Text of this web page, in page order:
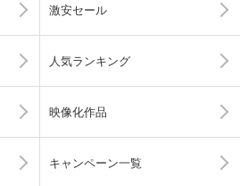
激安セール
人気ランキング
映像化作品
キャンペーン一覧